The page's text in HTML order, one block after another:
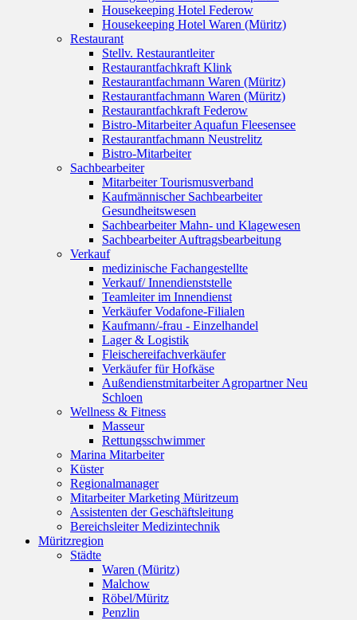
Housekeeping Hotel Federow
Housekeeping Hotel Waren (Müritz)
Restaurant
Stellv. Restaurantleiter
Restaurantfachkraft Klink
Restaurantfachmann Waren (Müritz)
Restaurantfachmann Waren (Müritz)
Restaurantfachkraft Federow
Bistro-Mitarbeiter Aquafun Fleesensee
Restaurantfachmann Neustrelitz
Bistro-Mitarbeiter
Sachbearbeiter
Mitarbeiter Tourismusverband
Kaufmännischer Sachbearbeiter
Gesundheitswesen
Sachbearbeiter Mahn- und Klagewesen
Sachbearbeiter Auftragsbearbeitung
Verkauf
medizinische Fachangestellte
Verkauf/ Innendienststelle
Teamleiter im Innendienst
Verkäufer Vodafone-Filialen
Kaufmann/-frau - Einzelhandel
Lager & Logistik
Fleischereifachverkäufer
Verkäufer für Hofkäse
Außendienstmitarbeiter Agropartner Neu
Schloen
Wellness & Fitness
Masseur
Rettungsschwimmer
Marina Mitarbeiter
Küster
Regionalmanager
Mitarbeiter Marketing Müritzeum
Assistenten der Geschäftsleitung
Bereichsleiter Medizintechnik
Müritzregion
Städte
Waren (Müritz)
Malchow
Röbel/Müritz
Penzlin